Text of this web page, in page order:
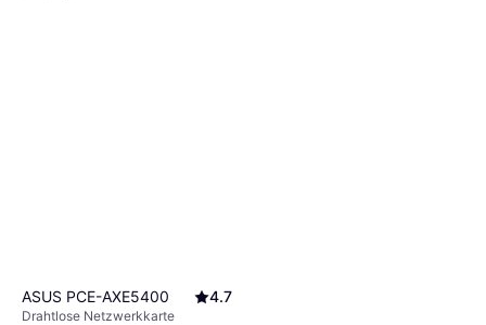
ASUS PCE-AXE5400 4.7
Drahtlose Netzwerkkarte